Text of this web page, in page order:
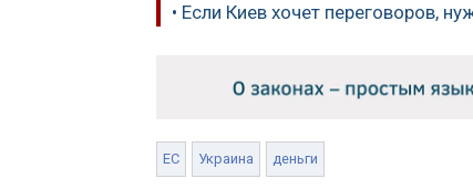
• Если Киев хочет переговоров,
ЕС Украина деньги